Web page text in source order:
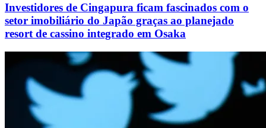
Investidores de Cingapura ficam fascinados com o
setor imobiliário do Japão graças ao planejado
resort de cassino integrado em Osaka